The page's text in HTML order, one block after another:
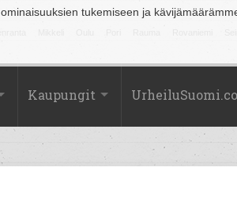
tukemiseen ja
Kaupungit